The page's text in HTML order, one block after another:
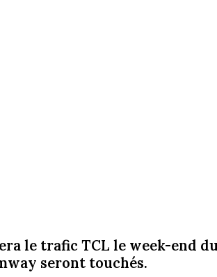
le trafic TCL le week-end du
seront touchés.